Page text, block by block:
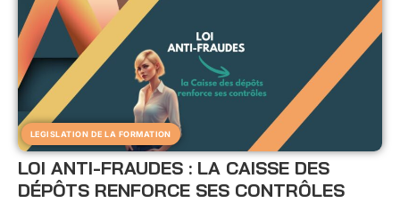
LEGISLATION DE LA FORMATION
LOI ANTI-FRAUDES : LA CAISSE DES
DÉPÔTS RENFORCE SES CONTRÔLES